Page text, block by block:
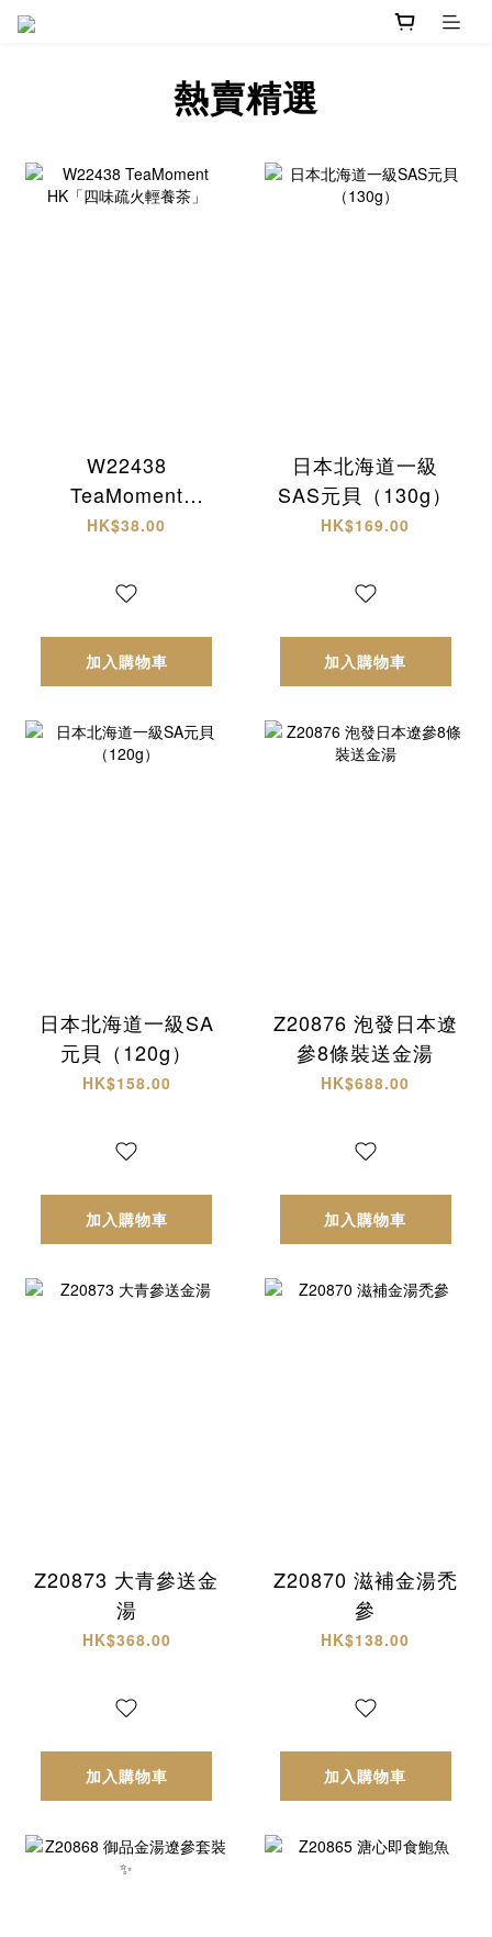
熱賣精選
W22438
TeaMoment
HK「四味疏火輕養
HK$38.00
加入購物車
日本北海道一級
SAS元貝（130g）
HK$169.00
加入購物車
日本北海道一級SA
元貝（120g）
HK$158.00
加入購物車
Z20876 泡發日本遼
參8條裝送金湯
HK$688.00
加入購物車
Z20873 大青參送金
湯
HK$368.00
加入購物車
Z20870 滋補金湯禿
參
HK$138.00
加入購物車